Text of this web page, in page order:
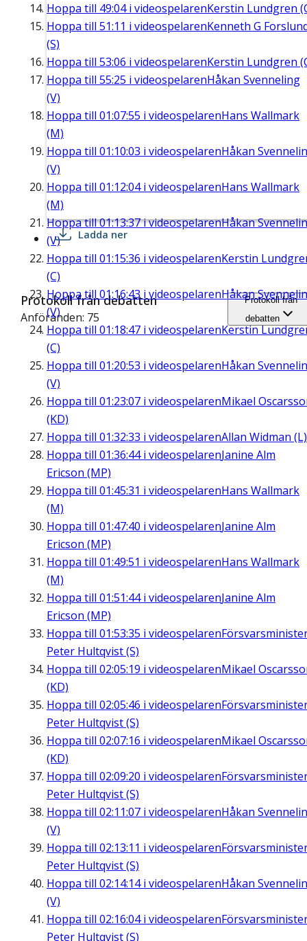
Hoppa till 49:04i videospelarenKerstin Lundgren
Hoppa till 51:11 i videospelarenKenneth G
(S)
Hoppa till 53:06 i videospelarenKerstin Lundgren
Hoppa till 55:25 i videospelarenHåkan Svenneling
(V)
Hoppa till 01:07:55 i videospelarenHans Wallmark
(M)
Hoppa till 01:10:03 i videospelarenHåkan
(V)
Hoppa till 01:12:04i videospelarenHans Wallmark
(M)
Hoppa till01:13:37i videospelarenHåkan
(V)
Hoppa till 01:15:36 i videospelarenKerstin
(C)
Hoppa till 01:16:43 i videospelarenHåkan
(V)
Hoppa till 01:18:47 i videospelarenKerstin
(C)
Hoppa till 01:20:53 i videospelarenHåkan
(V)
Hoppa till 01:23:07 i videospelarenMikael
(KD)
Hoppa till 01:32:33 i videospelarenAllan Widman (L)
Hoppa till 01:36:44i videospelarenJanine Alm
Ericson (MP)
Hoppa till 01:45:31 i videospelarenHans Wallmark
(M)
Hoppa till 01:47:40 i videospelarenJanine Alm
Ericson (MP)
Hoppa till 01:49:51 i videospelarenHans Wallmark
(M)
Hoppa till 01:51:44i videospelarenJanine Alm
Ericson (MP)
Hoppa till 01:53:35 i videospelaren
Peter Hultqvist (S)
Hoppa till 02:05:19 i videospelarenMikael
(KD)
Hoppa till 02:05:46 i videospelaren
Peter Hultqvist (S)
Hoppa till 02:07:16 i videospelarenMikael
(KD)
Hoppa till 02:09:20 i videospelaren
Peter Hultqvist (S)
Hoppa till 02:11:07 i videospelarenHåkan
(V)
Hoppa till 02:13:11 i videospelaren
Peter Hultqvist (S)
Hoppa till 02:14:14i videospelarenHåkan
(V)
Hoppa till 02:16:04i videospelaren
Peter Hultqvist (S)
Ladda ner
Protokoll från debatten
Anföranden: 75
Protokoll från
debatten